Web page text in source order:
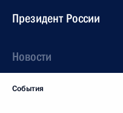
Президент России
Новости
События